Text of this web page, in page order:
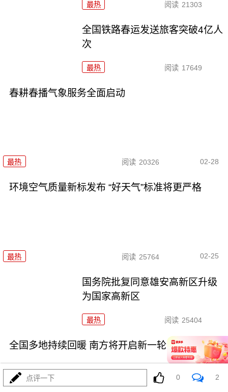
最热 阅读 21303
全国铁路春运发送旅客突破4亿人
次
最热 阅读 17649
春耕春播气象服务全面启动
最热 阅读 20326 02-28
环境空气质量新标发布 “好天气”标准将更严格
最热 阅读 25764 02-25
国务院批复同意雄安高新区升级
为国家高新区
最热 阅读 25404
全国多地持续回暖 南方将开启新一轮大范围降雨
点评一下 0 2